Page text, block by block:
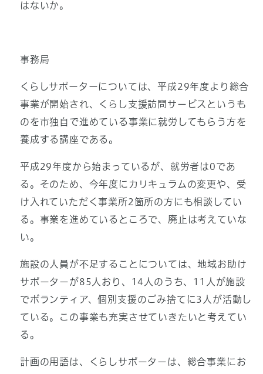
はないか。
事務局
くらしサポーターについては、平成29年度より総合
事業が開始され、くらし支援訪問サービスというも
のを市独自で進めている事業に就労してもらう方を
養成する講座である。
平成29年度から始まっているが、就労者は0であ
る。そのため、今年度にカリキュラムの変更や、受
け入れていただく事業所2箇所の方にも相談してい
る。事業を進めているところで、廃止は考えていな
い。
施設の人員が不足することについては、地域お助け
サポーターが85人おり、14人のうち、11人が施設
でボランティア、個別支援のごみ捨てに3人が活動し
ている。この事業も充実させていきたいと考えてい
る。
計画の用語は、くらしサポーターは、総合事業にお